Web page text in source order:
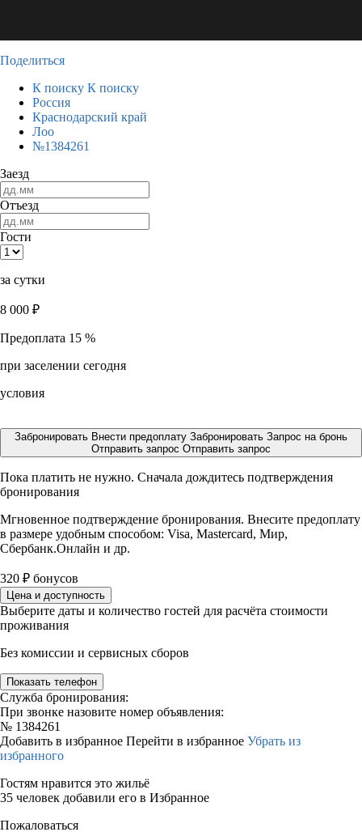
Поделиться
К поиску К поиску
Россия
Краснодарский край
Лоо
№1384261
Заезд
Отъезд
Гости
за сутки
8 000 ₽
Предоплата 15 %
при заселении сегодня
условия
Забронировать Внести предоплату Забронировать Запрос на бронь
Отправить запрос Отправить запрос
Пока платить не нужно. Сначала дождитесь подтверждения
бронирования
Мгновенное подтверждение бронирования. Внесите предоплату
в размере удобным способом: Visa, Mastercard, Мир,
Сбербанк.Онлайн и др.
320 ₽ бонусов
Цена и доступность
Выберите даты и количество гостей для расчёта стоимости
проживания
Без комиссии и сервисных сборов
Показать телефон
Служба бронирования:
При звонке назовите номер объявления:
№ 1384261
Добавить в избранное Перейти в избранное Убрать из
избранного
Гостям нравится это жильё
35 человек добавили его в Избранное
Пожаловаться